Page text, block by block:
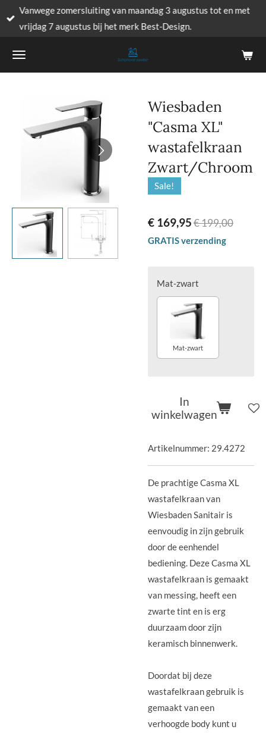
Ga
direct
de
Vanwege zomersluiting van maandag 3 augustus tot en met
vrijdag 7 augustus bij het merk Best-Design.
Wiesbaden
"Casma XL"
wastafelkraan
Zwart/Chroom
Sale!
€ 169,95€ 199,00
GRATIS verzending
Mat-zwart
Mat-zwart
In
winkelwagen
Artikelnummer: 29.4272
De prachtige Casma XL
wastafelkraan van
Wiesbaden Sanitair is
eenvoudig in zijn gebruik
door de eenhendel
bediening. Deze Casma XL
wastafelkraan is gemaakt
van messing, heeft een
zwarte tint en is erg
duurzaam door zijn
keramisch binnenwerk.
Doordat bij deze
wastafelkraan gebruik is
gemaakt van een
verhoogde body kunt u